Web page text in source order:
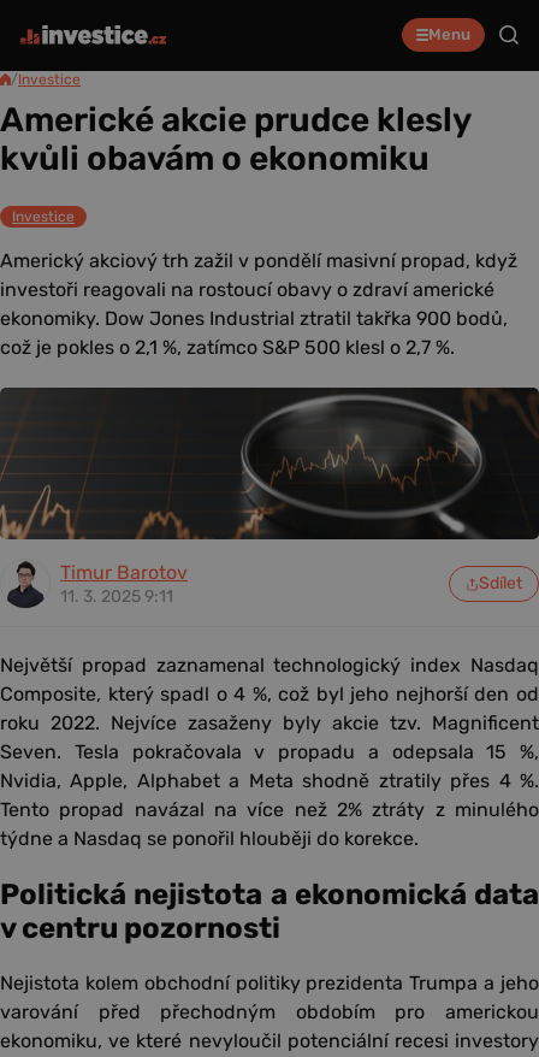
Menu
/Investice
Americké akcie prudce klesly
kvůli obavám o ekonomiku
Investice
Americký akciový trh zažil v pondělí masivní propad, když
investoři reagovali na rostoucí obavy o zdraví americké
ekonomiky. Dow Jones Industrial ztratil takřka 900 bodů,
což je pokles o 2,1 %, zatímco S&P 500 klesl o 2,7 %.
Timur Barotov
11. 3. 2025 9:11
Sdílet
Největší propad zaznamenal technologický index Nasdaq
Composite, který spadl o 4 %, což byl jeho nejhorší den od
roku 2022. Nejvíce zasaženy byly akcie tzv. Magnificent
Seven. Tesla pokračovala v propadu a odepsala 15 %,
Nvidia, Apple, Alphabet a Meta shodně ztratily přes 4 %.
Tento propad navázal na více než 2% ztráty z minulého
týdne a Nasdaq se ponořil hlouběji do korekce.
Politická nejistota a ekonomická data
v centru pozornosti
Nejistota kolem obchodní politiky prezidenta Trumpa a jeho
varování před přechodným obdobím pro americkou
ekonomiku, ve které nevyloučil potenciální recesi investory